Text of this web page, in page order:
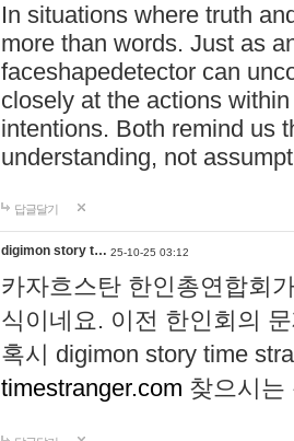
In situations where truth
more than words. Just as
faceshapedetector can
closely at the actions
intentions. Both remind us
understanding, not
답글달기
digimon story t… 25-10-25 03:12
카자흐스탄 한인총연합회
식이네요. 이전 한인회의
혹시 digimon story time
timestranger.com 찾으시는